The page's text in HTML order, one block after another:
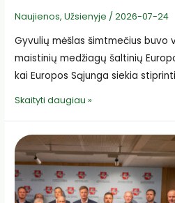
Naujienos,Užsienyje /2026-07-24
Gyvulių mėšlas šimtmečius buvo
maistinių medžiagų šaltinių
kai Europos Sąjunga siekia
Gyvulių
ne
atlieka,
o
vertingas
Skaityti daugiau »